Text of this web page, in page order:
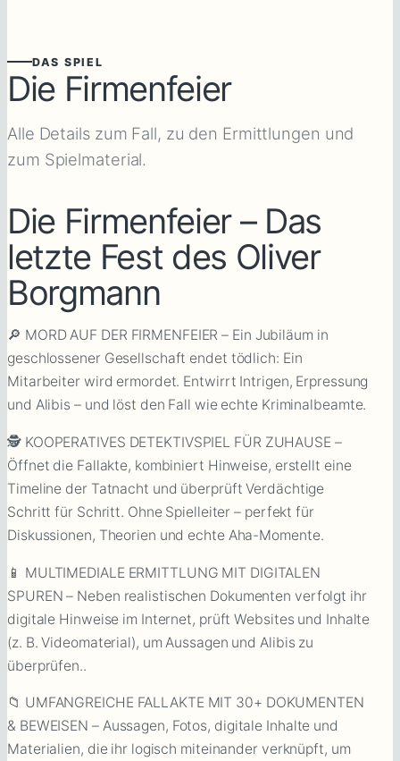
DAS SPIEL
Die Firmenfeier
Alle Details zum Fall, zu den Ermittlungen und
zum Spielmaterial.
Die Firmenfeier – Das
letzte Fest des Oliver
Borgmann
🔎 MORD AUF DER FIRMENFEIER – Ein Jubiläum in
geschlossener Gesellschaft endet tödlich: Ein
Mitarbeiter wird ermordet. Entwirrt Intrigen, Erpressung
und Alibis – und löst den Fall wie echte Kriminalbeamte.
🕵️ KOOPERATIVES DETEKTIVSPIEL FÜR ZUHAUSE –
Öffnet die Fallakte, kombiniert Hinweise, erstellt eine
Timeline der Tatnacht und überprüft Verdächtige
Schritt für Schritt. Ohne Spielleiter – perfekt für
Diskussionen, Theorien und echte Aha-Momente.
📱 MULTIMEDIALE ERMITTLUNG MIT DIGITALEN
SPUREN – Neben realistischen Dokumenten verfolgt ihr
digitale Hinweise im Internet, prüft Websites und Inhalte
(z. B. Videomaterial), um Aussagen und Alibis zu
überprüfen..
📁 UMFANGREICHE FALLAKTE MIT 30+ DOKUMENTEN
& BEWEISEN – Aussagen, Fotos, digitale Inhalte und
Materialien, die ihr logisch miteinander verknüpft, um